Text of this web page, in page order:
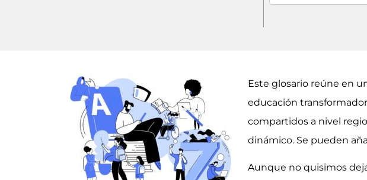
Este glosario reúne en
educación
compartidos a nivel
dinámico. Se pueden
Aunque no quisimos